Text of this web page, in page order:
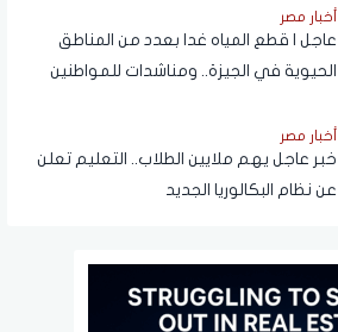
NTRA
أخبار مصر
عاجل | قطع المياه غدا بعدد من المناطق
الحيوية في الجيزة.. ومناشدات للمواطنين
أخبار مصر
خبر عاجل يهم ملايين الطلاب.. التعليم تعلن
عن نظام البكالوريا الجديد